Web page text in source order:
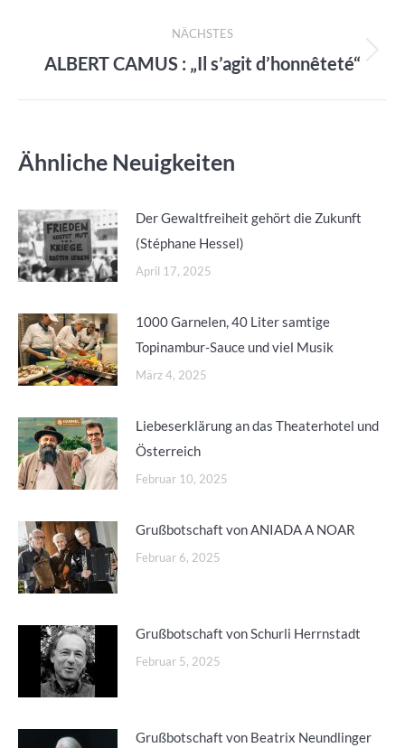
NÄCHSTES
Nächster
ALBERT CAMUS : „Il s’agit d’honnêteté“
Ähnliche Neuigkeiten
Der Gewaltfreiheit gehört die Zukunft
(Stéphane Hessel)
April 17, 2025
1000 Garnelen, 40 Liter samtige
Topinambur-Sauce und viel Musik
März 4, 2025
Liebeserklärung an das Theaterhotel und
Österreich
Februar 10, 2025
Grußbotschaft von ANIADA A NOAR
Februar 6, 2025
Grußbotschaft von Schurli Herrnstadt
Februar 5, 2025
Grußbotschaft von Beatrix Neundlinger